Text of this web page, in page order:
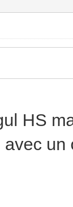
HS
un